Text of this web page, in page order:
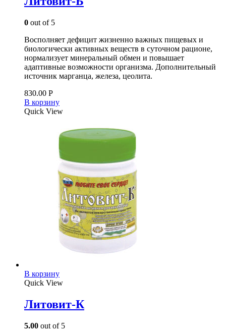
0 out of 5
Восполняет дефицит жизненно важных пищевых и
биологически активных веществ в суточном рационе,
нормализует минеральный обмен и повышает
адаптивные возможности организма. Дополнительный
источник марганца, железа, цеолита.
830.00 Р
В корзину
Quick View
В корзину
Quick View
Литовит-К
5.00 out of 5